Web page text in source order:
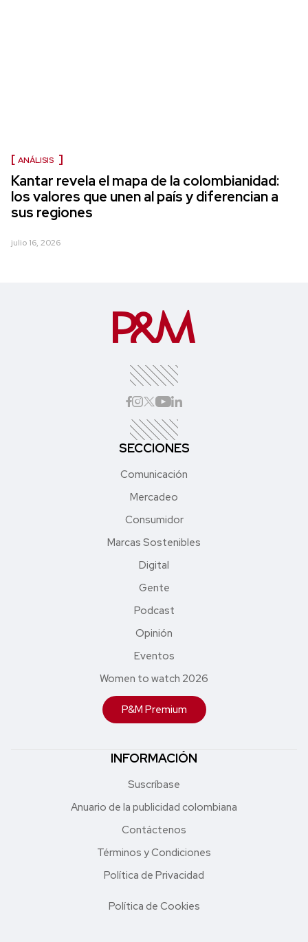
ANÁLISIS
Kantar revela el mapa de la colombianidad:
los valores que unen al país y diferencian a
sus regiones
julio 16, 2026
SECCIONES
Comunicación
Mercadeo
Consumidor
Marcas Sostenibles
Digital
Gente
Podcast
Opinión
Eventos
Women to watch 2026
P&M Premium
INFORMACIÓN
Suscríbase
Anuario de la publicidad colombiana
Contáctenos
Términos y Condiciones
Política de Privacidad
Política de Cookies